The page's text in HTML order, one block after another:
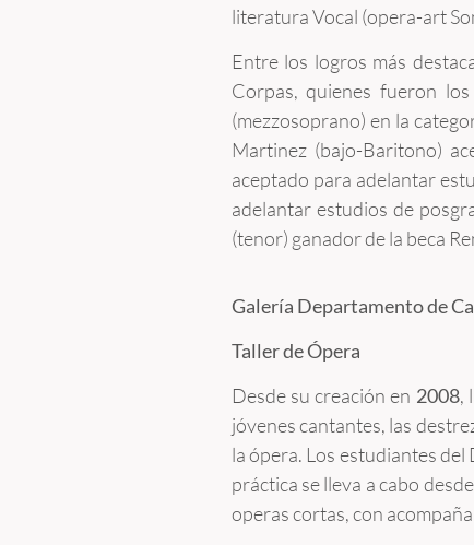
literatura Vocal (opera-art
Entre los logros más
Corpas, quienes fueron
(mezzosoprano) en la
Martinez (bajo-Baritono)
aceptado para adelantar
adelantar estudios de
(tenor) ganador de la beca
Galería Departamento de
Taller de Ópera
Desde su creación en 2008,
jóvenes cantantes, las
la ópera. Los estudiantes
práctica se lleva a cabo
operas cortas, con